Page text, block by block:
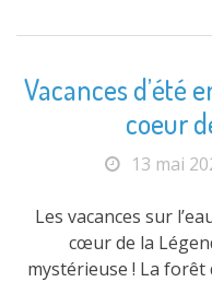
Vacances d’été
coeur
13 mai
Les vacances sur
cœur de la
mystérieuse ! La